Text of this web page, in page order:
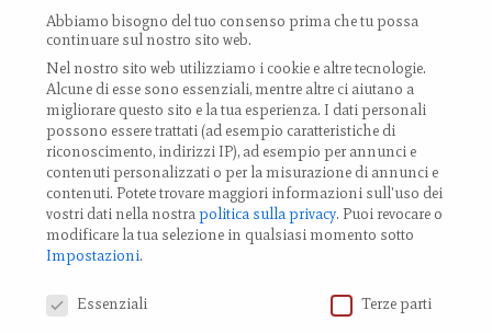
Via Provanone 4907 (30,71 km)
40017 Palata Pepoli,
Emilia-Romagna, Italy
TEL.: +39 0519 85 919
Modifica impostazione Cookies
Abbiamo bisogno del tuo consenso prima che tu possa
continuare sul nostro sito web.
Nel nostro sito web utilizziamo i cookie e altre tecnologie.
Alcune di esse sono essenziali, mentre altre ci aiutano a
migliorare questo sito e la tua esperienza. I dati personali
possono essere trattati (ad esempio caratteristiche di
riconoscimento, indirizzi IP), ad esempio per annunci e
contenuti personalizzati o per la misurazione di annunci e
contenuti. Potete trovare maggiori informazioni sull'uso dei
vostri dati nella nostrapolitica sulla privacy. Puoi revocare o
modificare la tua selezione in qualsiasi momento sotto
Impostazioni.
Essenziali
Terze parti